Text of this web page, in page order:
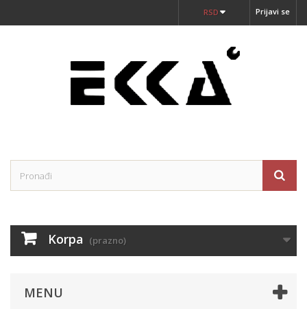
Prijavi se
RSD
Korpa (prazno)
MENU